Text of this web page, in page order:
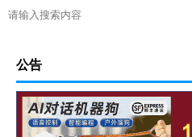
公告